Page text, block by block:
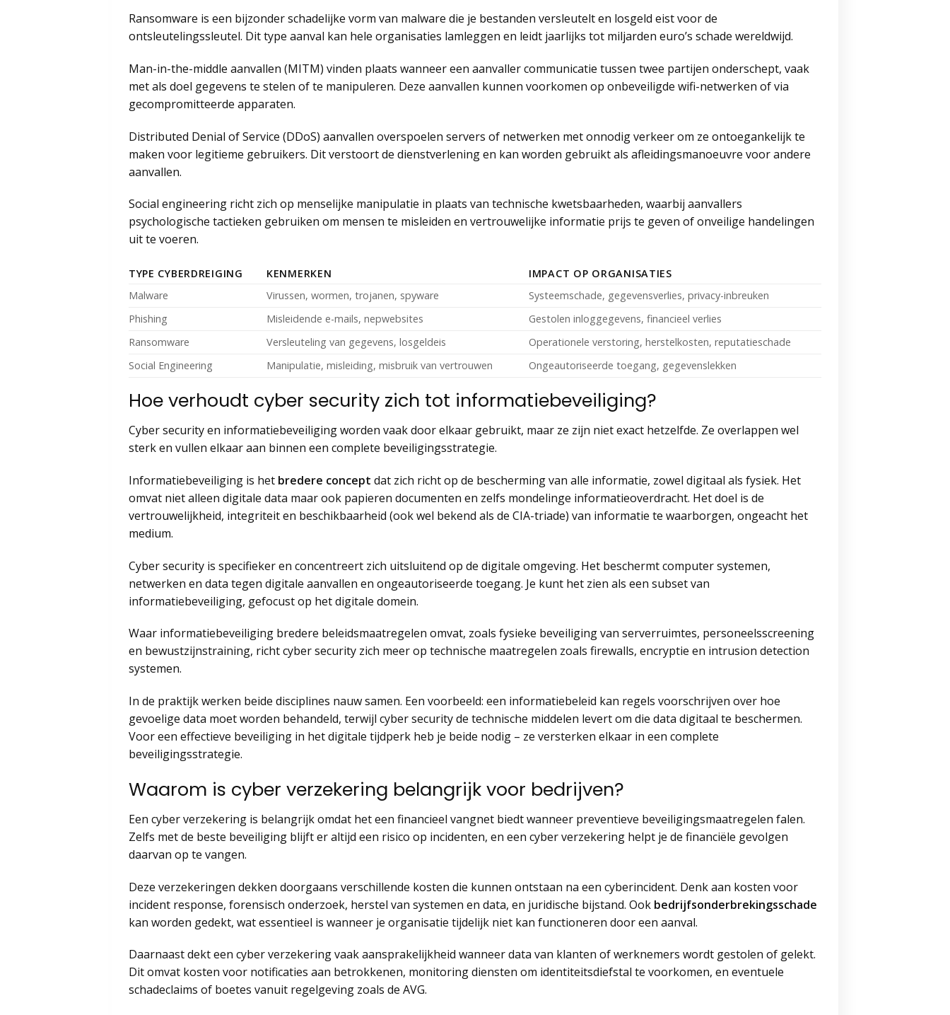
Ransomware is een bijzonder schadelijke vorm van malware die je bestanden versleutelt en losgeld eist voor de
ontsleutelingssleutel. Dit type aanval kan hele organisaties lamleggen en leidt jaarlijks tot miljarden euro’s schade wereldwijd.
Man-in-the-middle aanvallen (MITM) vinden plaats wanneer een aanvaller communicatie tussen twee partijen onderschept, vaak
met als doel gegevens te stelen of te manipuleren. Deze aanvallen kunnen voorkomen op onbeveiligde wifi-netwerken of via
gecompromitteerde apparaten.
Distributed Denial of Service (DDoS) aanvallen overspoelen servers of netwerken met onnodig verkeer om ze ontoegankelijk te
maken voor legitieme gebruikers. Dit verstoort de dienstverlening en kan worden gebruikt als afleidingsmanoeuvre voor andere
aanvallen.
Social engineering richt zich op menselijke manipulatie in plaats van technische kwetsbaarheden, waarbij aanvallers
psychologische tactieken gebruiken om mensen te misleiden en vertrouwelijke informatie prijs te geven of onveilige handelingen
uit te voeren.
TYPE CYBERDREIGING KENMERKEN
IMPACT OP ORGANISATIES
Malware
Virussen, wormen, trojanen, spyware
Systeemschade, gegevensverlies, privacy-inbreuken
Phishing
Misleidende e-mails, nepwebsites
Gestolen inloggegevens, financieel verlies
Ransomware
Versleuteling van gegevens, losgeldeis
Operationele verstoring, herstelkosten, reputatieschade
Social Engineering
Manipulatie, misleiding, misbruik van vertrouwen Ongeautoriseerde toegang, gegevenslekken
Hoe verhoudt cyber security zich tot informatiebeveiliging?
Cyber security en informatiebeveiliging worden vaak door elkaar gebruikt, maar ze zijn niet exact hetzelfde. Ze overlappen wel
sterk en vullen elkaar aan binnen een complete beveiligingsstrategie.
Informatiebeveiliging is het bredere concept dat zich richt op de bescherming van alle informatie, zowel digitaal als fysiek. Het
omvat niet alleen digitale data maar ook papieren documenten en zelfs mondelinge informatieoverdracht. Het doel is de
vertrouwelijkheid, integriteit en beschikbaarheid (ook wel bekend als de CIA-triade) van informatie te waarborgen, ongeacht het
medium.
Cyber security is specifieker en concentreert zich uitsluitend op de digitale omgeving. Het beschermt computer systemen,
netwerken en data tegen digitale aanvallen en ongeautoriseerde toegang. Je kunt het zien als een subset van
informatiebeveiliging, gefocust op het digitale domein.
Waar informatiebeveiliging bredere beleidsmaatregelen omvat, zoals fysieke beveiliging van serverruimtes, personeelsscreening
en bewustzijnstraining, richt cyber security zich meer op technische maatregelen zoals firewalls, encryptie en intrusion detection
systemen.
In de praktijk werken beide disciplines nauw samen. Een voorbeeld: een informatiebeleid kan regels voorschrijven over hoe
gevoelige data moet worden behandeld, terwijl cyber security de technische middelen levert om die data digitaal te beschermen.
Voor een effectieve beveiliging in het digitale tijdperk heb je beide nodig – ze versterken elkaar in een complete
beveiligingsstrategie.
Waarom is cyber verzekering belangrijk voor bedrijven?
Een cyber verzekering is belangrijk omdat het een financieel vangnet biedt wanneer preventieve beveiligingsmaatregelen falen.
Zelfs met de beste beveiliging blijft er altijd een risico op incidenten, en een cyber verzekering helpt je de financiële gevolgen
daarvan op te vangen.
Deze verzekeringen dekken doorgaans verschillende kosten die kunnen ontstaan na een cyberincident. Denk aan kosten voor
incident response, forensisch onderzoek, herstel van systemen en data, en juridische bijstand. Ook bedrijfsonderbrekingsschade
kan worden gedekt, wat essentieel is wanneer je organisatie tijdelijk niet kan functioneren door een aanval.
Daarnaast dekt een cyber verzekering vaak aansprakelijkheid wanneer data van klanten of werknemers wordt gestolen of gelekt.
Dit omvat kosten voor notificaties aan betrokkenen, monitoring diensten om identiteitsdiefstal te voorkomen, en eventuele
schadeclaims of boetes vanuit regelgeving zoals de AVG.